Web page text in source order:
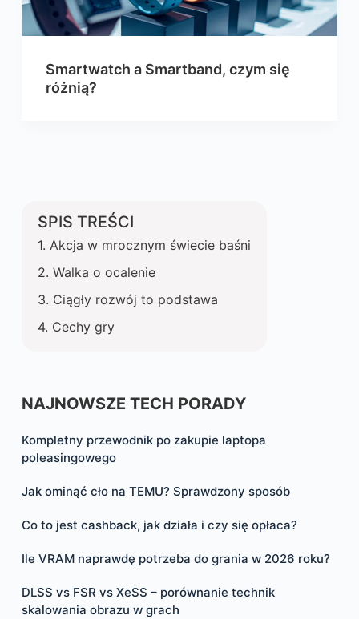
Smartwatch a Smartband, czym się
różnią?
SPIS TREŚCI
Akcja w mrocznym świecie baśni
Walka o ocalenie
Ciągły rozwój to podstawa
Cechy gry
NAJNOWSZE TECH PORADY
Kompletny przewodnik po zakupie laptopa
poleasingowego
Jak ominąć cło na TEMU? Sprawdzony sposób
Co to jest cashback, jak działa i czy się opłaca?
Ile VRAM naprawdę potrzeba do grania w 2026 roku?
DLSS vs FSR vs XeSS – porównanie technik
skalowania obrazu w grach